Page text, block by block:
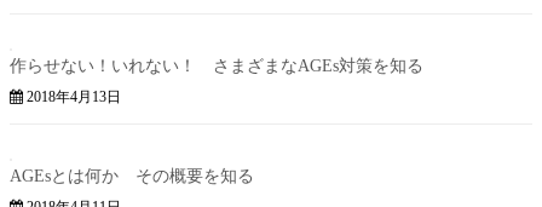
作らせない！いれない！ さまざまなAGEs対策を知る
2018年4月13日
AGEsとは何か その概要を知る